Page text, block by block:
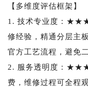
【多维度评估框架】
1. 技术专业度：
修经验，精通分层主
官方工艺流程，避免
2. 服务透明度：
费，维修过程可全程